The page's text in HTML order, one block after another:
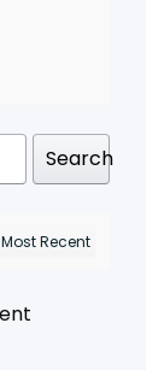
Search